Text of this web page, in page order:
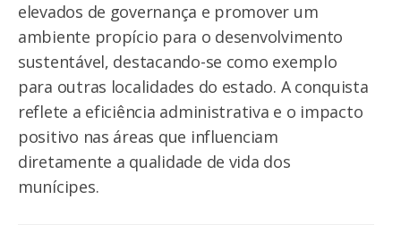
elevados de governança e promover um
ambiente propício para o desenvolvimento
sustentável, destacando-se como exemplo
para outras localidades do estado. A conquista
reflete a eficiência administrativa e o impacto
positivo nas áreas que influenciam
diretamente a qualidade de vida dos
munícipes.